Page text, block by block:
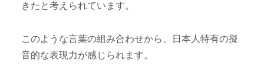
きたと考えられています。
このような言葉の組み合わせから、日本人特有の擬
音的な表現力が感じられます。